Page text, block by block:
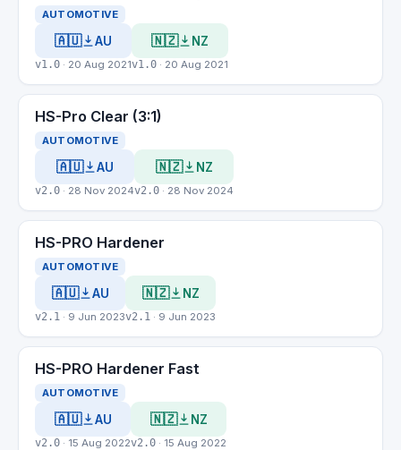
AUTOMOTIVE
🇦🇺 AU
v1.0 · 20 Aug 2021
🇳🇿 NZ
v1.0 · 20 Aug 2021
HS-Pro Clear (3:1)
AUTOMOTIVE
🇦🇺 AU
v2.0 · 28 Nov 2024
🇳🇿 NZ
v2.0 · 28 Nov 2024
HS-PRO Hardener
AUTOMOTIVE
🇦🇺 AU
v2.1 · 9 Jun 2023
🇳🇿 NZ
v2.1 · 9 Jun 2023
HS-PRO Hardener Fast
AUTOMOTIVE
🇦🇺 AU
v2.0 · 15 Aug 2022
🇳🇿 NZ
v2.0 · 15 Aug 2022